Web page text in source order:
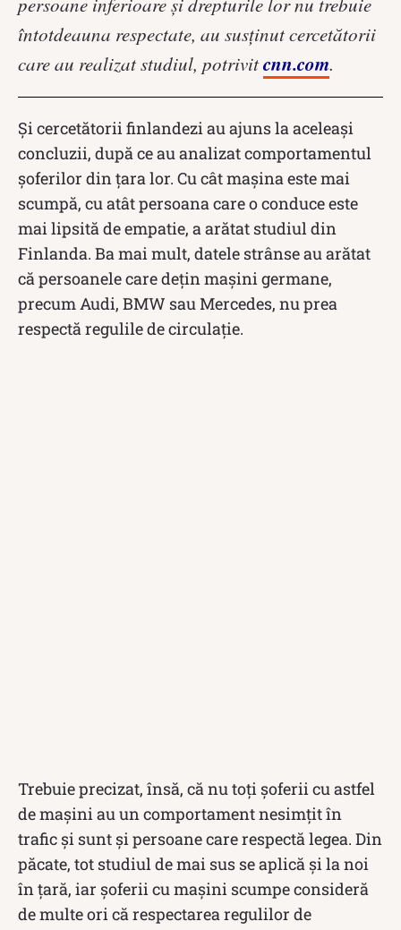
întotdeauna respectate, au susținut cercetătorii
care au realizat studiul, potrivitcnn.com.
Și cercetătorii finlandezi au ajuns la aceleași
concluzii, după ce au analizat comportamentul
șoferilor din țara lor. Cu cât mașina este mai
scumpă, cu atât persoana care o conduce este
mai lipsită de empatie, a arătat studiul din
Finlanda. Ba mai mult, datele strânse au arătat
că persoanele care dețin mașini germane,
precum Audi, BMW sau Mercedes, nu prea
respectă regulile de circulație.
Trebuie precizat, însă, că nu toți șoferii cu astfel
de mașini au un comportament nesimțit în
trafic și sunt și persoane care respectă legea. Din
păcate, tot studiul de mai sus se aplică și la noi
în țară, iar șoferii cu mașini scumpe consideră
de multe ori că respectarea regulilor de